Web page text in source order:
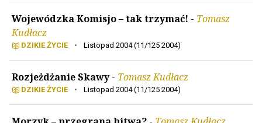
Wojewódzka Komisjo – tak trzymać! - Tomasz
Kudłacz
DZIKIE ŻYCIE • Listopad 2004 (11/125 2004)
Rozjeżdżanie Skawy- Tomasz Kudłacz
DZIKIE ŻYCIE • Listopad 2004 (11/125 2004)